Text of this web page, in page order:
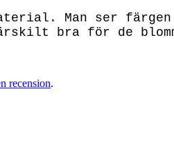
Man ser
bra för de
recension.